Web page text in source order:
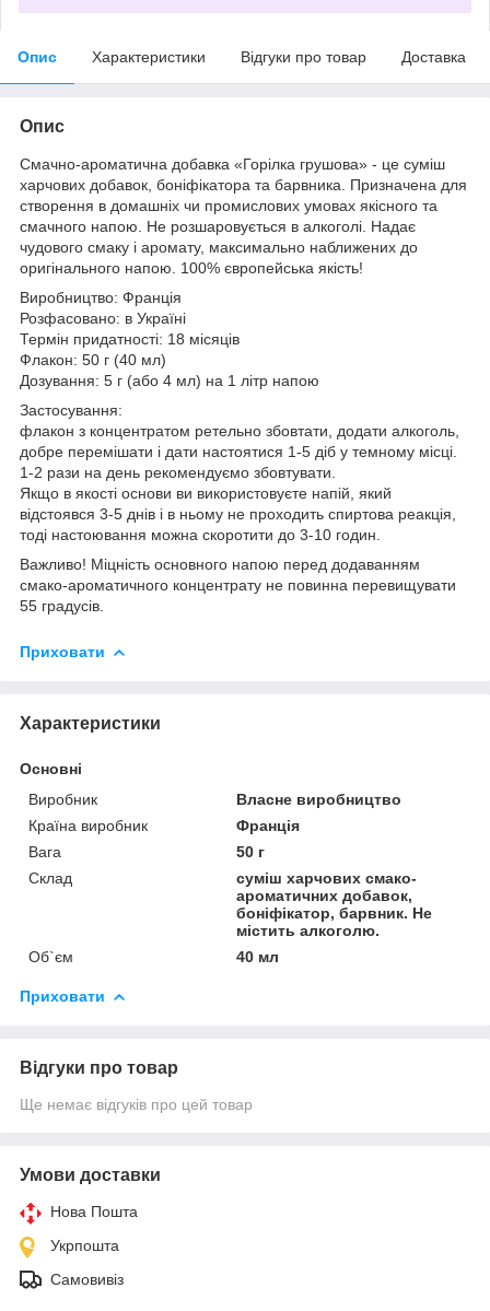
Опис Характеристики Відгуки про товар Доставка
Опис
Смачно-ароматична добавка «Горілка грушова» - це суміш
харчових добавок, боніфікатора та барвника. Призначена для
створення в домашніх чи промислових умовах якісного та
смачного напою. Не розшаровується в алкоголі. Надає
чудового смаку і аромату, максимально наближених до
оригінального напою. 100% європейська якість!
Виробництво: Франція
Розфасовано: в Україні
Термін придатності: 18 місяців
Флакон: 50 г (40 мл)
Дозування: 5 г (або 4 мл) на 1 літр напою
Застосування:
флакон з концентратом ретельно збовтати, додати алкоголь,
добре перемішати і дати настоятися 1-5 діб у темному місці.
1-2 рази на день рекомендуємо збовтувати.
Якщо в якості основи ви використовуєте напій, який
відстоявся 3-5 днів і в ньому не проходить спиртова реакція,
тоді настоювання можна скоротити до 3-10 годин.
Важливо! Міцність основного напою перед додаванням
смако-ароматичного концентрату не повинна перевищувати
55 градусів.
Приховати
Характеристики
Основні
Виробник
Власне виробництво
Країна виробник
Франція
Вага
50 г
Склад
суміш харчових смако-
ароматичних добавок,
боніфікатор, барвник. Не
містить алкоголю.
Об`єм
40 мл
Приховати
Відгуки про товар
Ще немає відгуків про цей товар
Умови доставки
Нова Пошта
Укрпошта
Самовивіз